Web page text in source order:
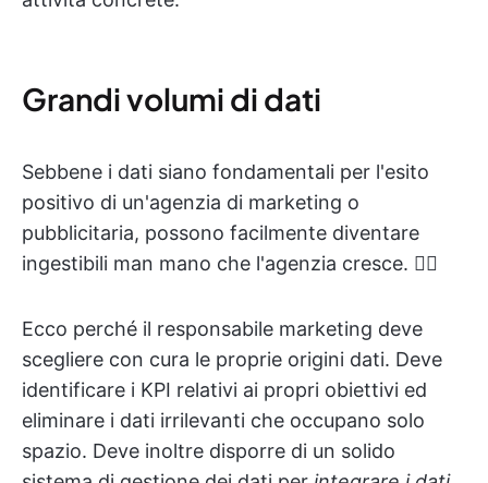
Grandi volumi di dati
Sebbene i dati siano fondamentali per l'esito
positivo di un'agenzia di marketing o
pubblicitaria, possono facilmente diventare
ingestibili man mano che l'agenzia cresce. 😶‍🌫️
Ecco perché il responsabile marketing deve
scegliere con cura le proprie origini dati. Deve
identificare i KPI relativi ai propri obiettivi ed
eliminare i dati irrilevanti che occupano solo
spazio. Deve inoltre disporre di un solido